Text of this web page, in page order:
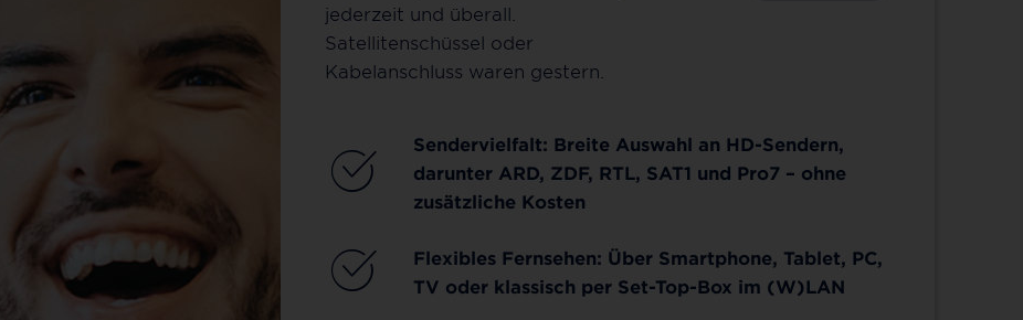
jederzeit und überall.
Satellitenschüssel oder
Kabelanschluss waren gestern.
Sendervielfalt: Breite Auswahl an HD-Sendern,
darunter ARD, ZDF, RTL, SAT1 und Pro7 – ohne
zusätzliche Kosten
Flexibles Fernsehen: Über Smartphone, Tablet, PC,
TV oder klassisch per Set-Top-Box im (W)LAN